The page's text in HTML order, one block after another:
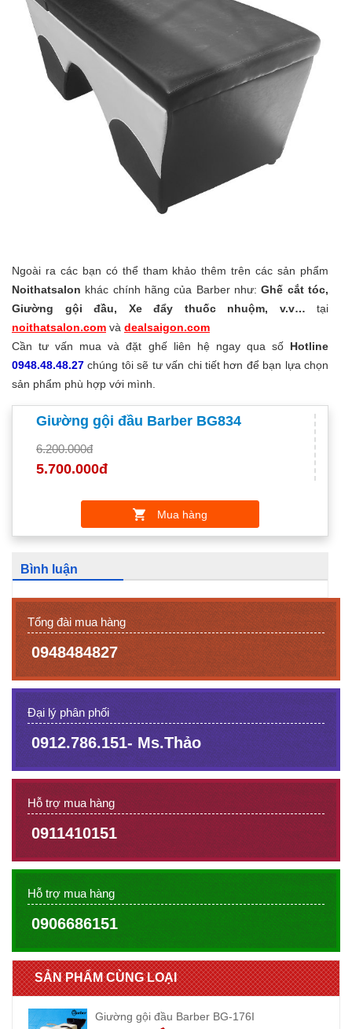
Ngoài ra các bạn có thể tham khảo thêm trên các sản phẩm
Noithatsalon khác chính hãng của Barber như:Ghế cắt tóc,
Giường gội đầu, Xe đẩy thuốc nhuộm, v.v… tại
noithatsalon.com và dealsaigon.com
Cần tư vấn mua và đặt ghế liên hệ ngay qua số Hotline
0948.48.48.27 chúng tôi sẽ tư vấn chi tiết hơn để bạn lựa chọn
sản phẩm phù hợp với mình.
Giường gội đầu Barber BG834
6.200.000đ
5.700.000đ
Mua hàng
Bình luận
Tổng đài mua hàng
0948484827
Đại lý phân phối
0912.786.151- Ms.Thảo
Hỗ trợ mua hàng
0911410151
Hỗ trợ mua hàng
0906686151
SẢN PHẨM CÙNG LOẠI
Giường gội đầu Barber BG-176I